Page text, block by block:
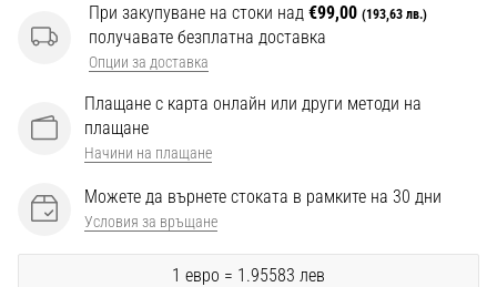
всяко
докосване.
Перфектни
играчи,
При закупуване на стоки над €99,00 (193,63 лв.)
получавате безплатна доставка
Опции за доставка
Плащане с карта онлайн или други методи на
плащане
Начини на плащане
Можете да върнете стоката в рамките на 30 дни
Условия за връщане
1 евро = 1.95583 лев